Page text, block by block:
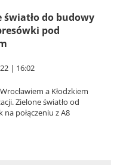
światło do budowy
pod
| 16:02
a Kłodzkiem
Zielone światło od
połączeniu z A8